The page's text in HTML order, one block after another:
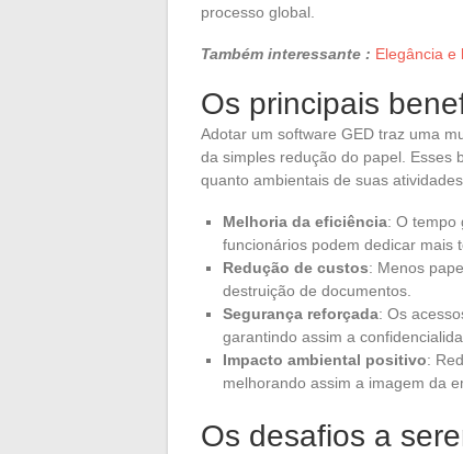
processo global.
Também interessante : Elegância e
Os principais
Adotar um software GED traz uma
da simples redução do papel. Esses
quanto ambientais de suas atividades.
Melhoria da eficiência: O tempo
funcionários podem dedicar mais
Redução de custos: Menos
destruição de documentos.
Segurança reforçada: Os
garantindo assim a
Impacto ambiental positivo:
melhorando assim a imagem da
Os desafios a